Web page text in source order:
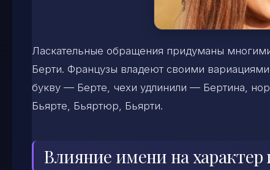
Ласкательные обращения придуманы
Берти. Французы владеют своими
букву — Берте, чехи удлинили — Бертина,
Бьярте, Бьяртюр, Бьярти.
Влияние имени на характер